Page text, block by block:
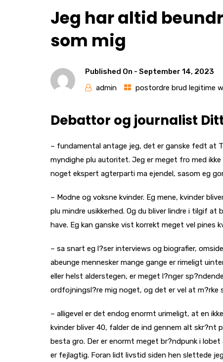
Jeg har altid
som mig
Published On - September 14, 2023
admin
postordre brud legitime
Debattor og journalist
– fundamental antage jeg, det er ganske fedt at
myndighe plu autoritet. Jeg er meget fro med
noget ekspert agterparti ma ejendel, sasom eg
– Modne og voksne kvinder. Eg mene, kvinder
plu mindre usikkerhed. Og du bliver lindre i tilgif
have. Eg kan ganske vist korrekt meget vel pines
– sa snart eg l?ser interviews og biografier,
abeunge mennesker mange gange er rimeligt
eller helst alderstegen, er meget l?nger
ordfojningsl?re mig noget, og det er vel at
– alligevel er det endog enormt urimeligt, at en
kvinder bliver 40, falder de ind gennem alt skr?nt
besta gro. Der er enormt meget br?ndpunk i
er fejlagtig. Foran lidt livstid siden hen slettede